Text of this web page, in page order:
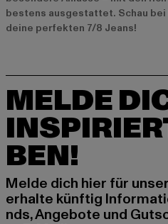
bestens ausgestattet. Schau
deine perfekten 7/8 Jeans!
MELDE
BEN!
Melde dich hier für
erhalte künftig
nds, Angebote und